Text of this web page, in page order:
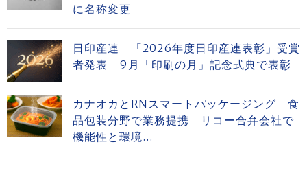
に名称変更
日印産連 「2026年度日印産連表彰」受賞
者発表 9月「印刷の月」記念式典で表彰
カナオカとRNスマートパッケージング 食
品包装分野で業務提携 リコー合弁会社で
機能性と環境...